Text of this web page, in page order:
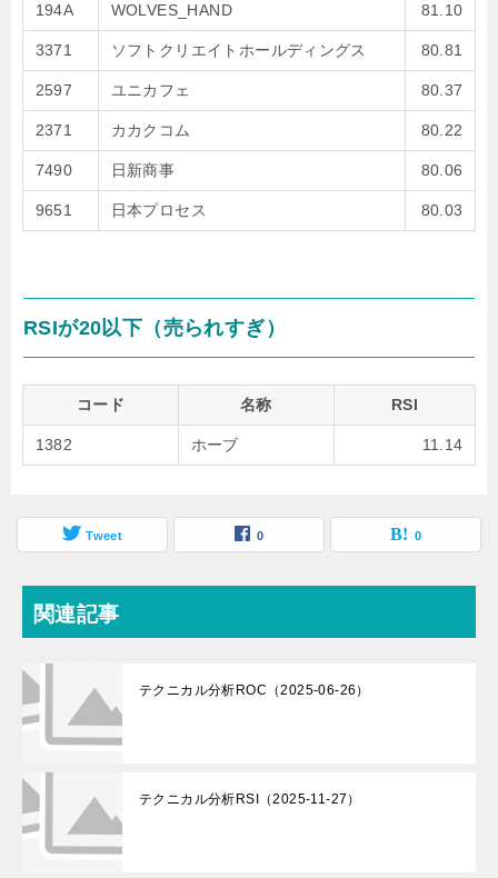
194A WOLVES_HAND 81.10
3371 ソフトクリエイトホールディングス 80.81
2597 ユニカフェ 80.37
2371 カカクコム 80.22
7490 日新商事 80.06
9651 日本プロセス 80.03
RSIが20以下（売られすぎ）
コード 名称 RSI
1382 ホーブ 11.14
Tweet 0 0
関連記事
テクニカル分析ROC（2025-06-26）
テクニカル分析RSI（2025-11-27）